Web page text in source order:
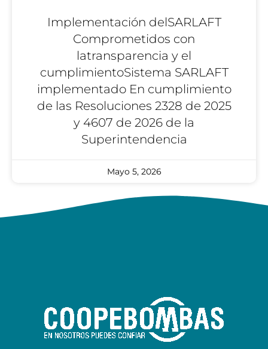
Implementación delSARLAFT
Comprometidos con
latransparencia y el
cumplimientoSistema SARLAFT
implementado En cumplimiento
de las Resoluciones 2328 de 2025
y 4607 de 2026 de la
Superintendencia
Mayo 5, 2026